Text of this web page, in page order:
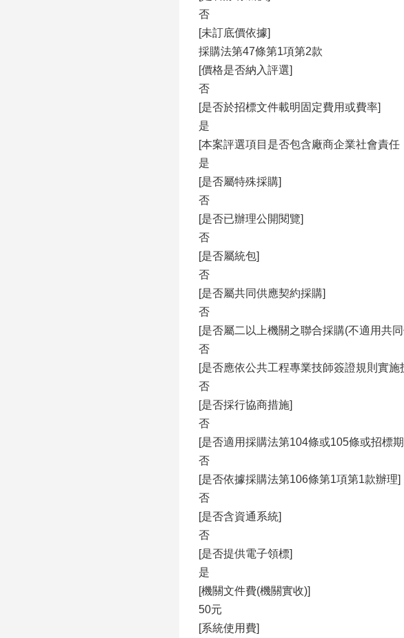
否
[未訂底價依據]
採購法第47條第1項第2款
[價格是否納入評選]
否
[是否於招標文件載明固定費用或費率]
是
[本案評選項目是否包含廠商企業社會責任
是
[是否屬特殊採購]
否
[是否已辦理公開閱覽]
否
[是否屬統包]
否
[是否屬共同供應契約採購]
否
[是否屬二以上機關之聯合採購(不適用共
否
[是否應依公共工程專業技師簽證規則實施
否
[是否採行協商措施]
否
[是否適用採購法第104條或105條或招標
否
[是否依據採購法第106條第1項第1款辦理]
否
[是否含資通系統]
否
[是否提供電子領標]
是
[機關文件費(機關實收)]
50元
[系統使用費]